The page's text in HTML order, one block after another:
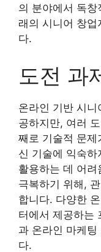
의 분야에서 독창
래의 시니어 창업
다.
도전 과
온라인 기반 시
공하지만, 여러
째로 기술적 문제
신 기술에 익숙
활용하는 데 어
극복하기 위해,
합니다. 다양한
터에서 제공하는
과 온라인 마케
다.